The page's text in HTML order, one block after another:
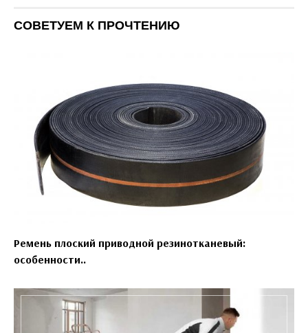
СОВЕТУЕМ К ПРОЧТЕНИЮ
Ремень плоский приводной резинотканевый:
особенности..